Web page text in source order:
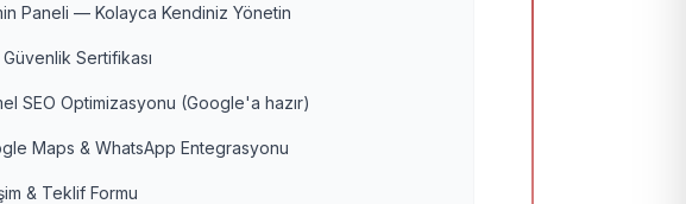
Paneli — Kolayca Kendiniz Yönetin
Güvenlik Sertifikası
SEO Optimizasyonu (Google'a hazır)
Maps & WhatsApp Entegrasyonu
& Teklif Formu